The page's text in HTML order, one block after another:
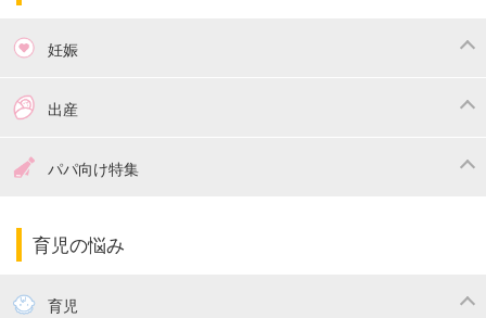
妊娠
つわり
妊娠中の食事
出産
出産準備パパ向け特集
パパ向け特集
育児の悩み
育児